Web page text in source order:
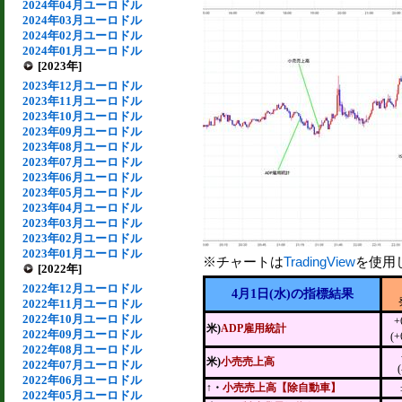
2024年04月ユーロドル
2024年03月ユーロドル
2024年02月ユーロドル
2024年01月ユーロドル
[2023年]
2023年12月ユーロドル
2023年11月ユーロドル
2023年10月ユーロドル
2023年09月ユーロドル
2023年08月ユーロドル
2023年07月ユーロドル
2023年06月ユーロドル
2023年05月ユーロドル
2023年04月ユーロドル
2023年03月ユーロドル
2023年02月ユーロドル
2023年01月ユーロドル
[2022年]
2022年12月ユーロドル
2022年11月ユーロドル
2022年10月ユーロドル
2022年09月ユーロドル
2022年08月ユーロドル
2022年07月ユーロドル
2022年06月ユーロドル
2022年05月ユーロドル
※チャートはTradingViewを使用
4月1日(水)の指標結果
米)ADP雇用統計
米)小売売上高
↑・ 小売売上高【除自動車】